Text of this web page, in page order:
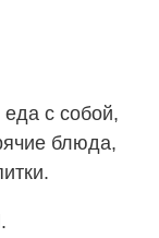
еда с собой,
блюда,